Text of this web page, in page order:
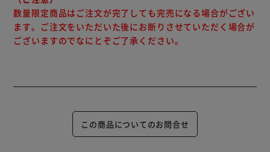
数量限定商品はご注文が完了しても完売になる場合がござい
ます。ご注文をいただいた後にお断りさせていただく場合が
ございますのでなにとぞご了承ください。
この商品についてのお問合せ